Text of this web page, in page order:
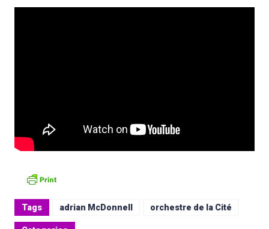
Tags adrian McDonnell orchestre de la Cité